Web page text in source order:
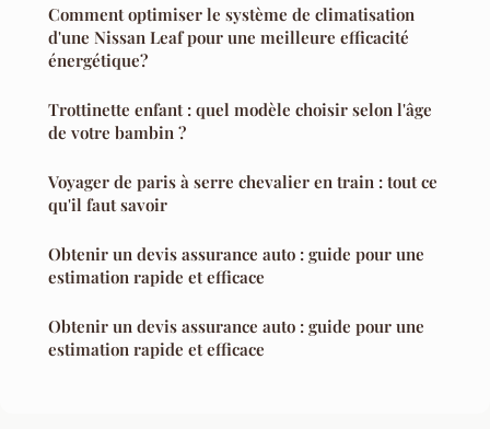
Comment optimiser le système de climatisation
d'une Nissan Leaf pour une meilleure efficacité
énergétique?
Trottinette enfant : quel modèle choisir selon l'âge
de votre bambin ?
Voyager de paris à serre chevalier en train : tout ce
qu'il faut savoir
Obtenir un devis assurance auto : guide pour une
estimation rapide et efficace
Obtenir un devis assurance auto : guide pour une
estimation rapide et efficace